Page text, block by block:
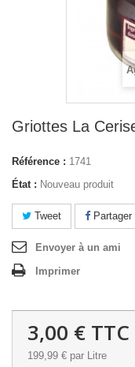
Griottes La
Référence : 1741
État : Nouveau produit
Tweet Partager
Envoyer à un ami
Imprimer
3,00 € TTC
199,99 € par Litre